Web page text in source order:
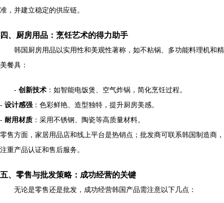
准，并建立稳定的供应链。
四、厨房用品：烹饪艺术的得力助手
韩国厨房用品以实用性和美观性著称，如不粘锅、多功能料理机和精
美餐具：
- 创新技术 ：如智能电饭煲、空气炸锅，简化烹饪过程。
- 设计感强 ：色彩鲜艳、造型独特，提升厨房美感。
- 耐用材质 ：采用不锈钢、陶瓷等高质量材料。
零售方面，家居用品店和线上平台是热销点；批发商可联系韩国制造商，
注重产品认证和售后服务。
五、零售与批发策略：成功经营的关键
无论是零售还是批发，成功经营韩国产品需注意以下几点：